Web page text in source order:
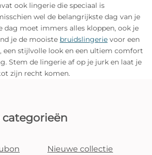
ook lingerie die speciaal is
wel de belangrijkste dag van je
dag moet immers alles kloppen, ook je
je de mooiste bruidslingerie voor een
een stijlvolle look en een ultiem comfort
Stem de lingerie af op je jurk en laat je
zijn recht komen.
Nieuwe collectie